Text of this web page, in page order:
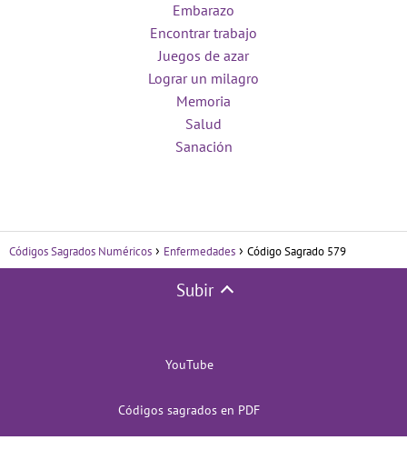
Embarazo
Encontrar trabajo
Juegos de azar
Lograr un milagro
Memoria
Salud
Sanación
Códigos Sagrados Numéricos Enfermedades Código Sagrado 579
Subir
YouTube
Códigos sagrados en PDF